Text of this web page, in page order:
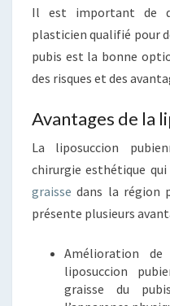
Il est important de
plasticien qualifié pour
pubis est la bonne
des risques et des
Avantages de la
La liposuccion
chirurgie esthétique
graisse dans la région
présente plusieurs
Amélioration de
liposuccion
graisse du